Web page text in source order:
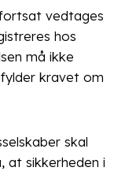
vedtages
hos
må ikke
kravet om
skal
sikkerheden i